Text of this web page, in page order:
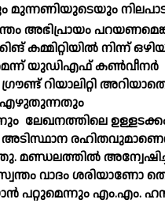
മുന്നണിയുടെയും
അഭിപ്രായം
കമ്മിറ്റിയില്‍ നിന്ന്
യുഡിഎഫ് കണ്‍വീനര്‍
റിയാലിറ്റി
എഴുതുന്നതും
ലേഖനത്തിലെ
മണ്ഡലത്തില്‍
വാദം ശരിയാണോ
പറ്റുമെന്നും എം.എം.